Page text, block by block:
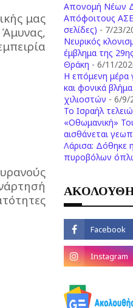
μας
Απονομή Νέων
Απόφοιτους
σελίδες) - 7/23/
Νευρικός
έμβλημα της
Θράκη - 6/11/
Η επόμενη μέρα
και φονικά
χιλιοστών - 6/9/
Το Ισραήλ
«Οθωμανική»
αισθάνεται
Λάρισα: Δόθηκε
πυροβόλων